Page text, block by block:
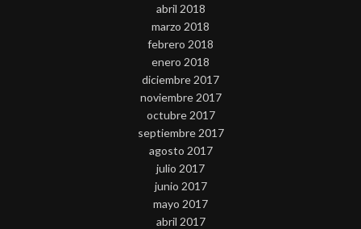
abril 2018
marzo 2018
febrero 2018
enero 2018
diciembre 2017
noviembre 2017
octubre 2017
septiembre 2017
agosto 2017
julio 2017
junio 2017
mayo 2017
abril 2017